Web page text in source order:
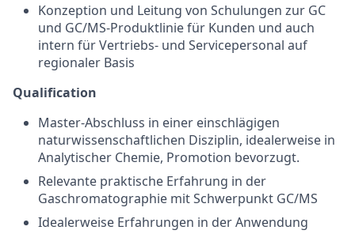
Konzeption und Leitung von Schulungen zur GC
und GC/MS-Produktlinie für Kunden und auch
intern für Vertriebs- und Servicepersonal auf
regionaler Basis
Qualification
Master-Abschluss in einer einschlägigen
naturwissenschaftlichen Disziplin, idealerweise in
Analytischer Chemie, Promotion bevorzugt.
Relevante praktische Erfahrung in der
Gaschromatographie mit Schwerpunkt GC/MS
Idealerweise Erfahrungen in der Anwendung